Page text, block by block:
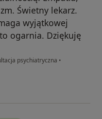
Świetny lekarz.
wyjątkowej
ogarnia. Dziękuję
psychiatryczna •